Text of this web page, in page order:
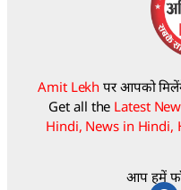
Amit Lekh पर आपको
Get all the Latest
Hindi, News in Hindi,
आप हमें